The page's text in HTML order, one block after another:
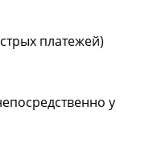
платежей)
у